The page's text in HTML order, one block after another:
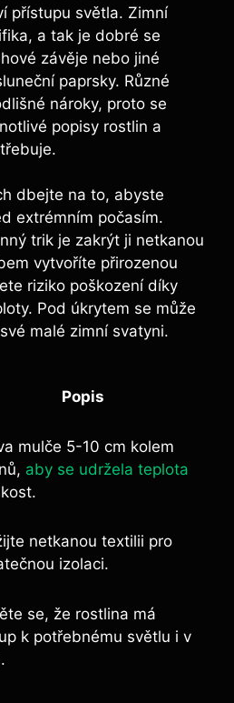
přístupu světla. Zimní
a tak je dobré se
závěje nebo jiné
paprsky. Různé
nároky, proto se
popisy rostlin a
dbejte na to, abyste
extrémním počasím.
trik je zakrýt ji netkanou
vytvoříte přirozenou
riziko poškození díky
Pod úkrytem se může
malé zimní svatyni.
Popis
mulče 5-10 cm kolem
aby se udržela teplota
netkanou textilii pro
izolaci.
se, že rostlina má
k potřebnému světlu i v